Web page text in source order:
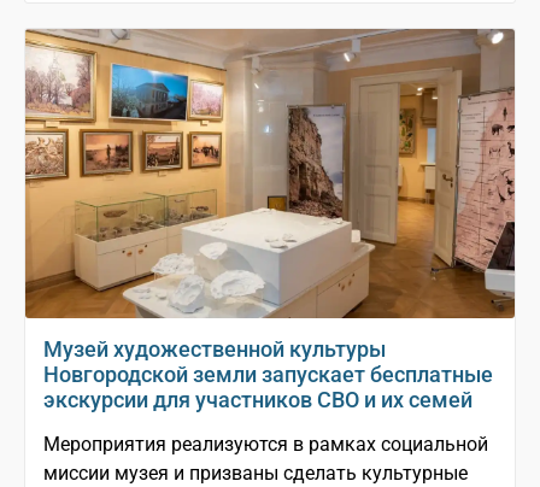
Музей художественной культуры
Новгородской земли запускает бесплатные
экскурсии для участников СВО и их семей
Мероприятия реализуются в рамках социальной
миссии музея и призваны сделать культурные